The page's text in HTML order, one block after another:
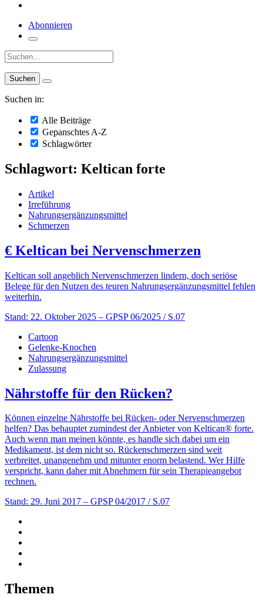
Abonnieren
Suche:
Suchen in:
Alle Beiträge
Gepanschtes A-Z
Schlagwörter
Schlagwort: Keltican forte
Artikel
Irreführung
Nahrungsergänzungsmittel
Schmerzen
€ Keltican bei Nervenschmerzen
Keltican soll angeblich Nervenschmerzen lindern, doch seriöse
Belege für den Nutzen des teuren Nahrungsergänzungsmittel fehlen
weiterhin.
Stand: 22. Oktober 2025 – GPSP 06/2025 / S.07
Cartoon
Gelenke-Knochen
Nahrungsergänzungsmittel
Zulassung
Nährstoffe für den Rücken?
Können einzelne Nährstoffe bei Rücken- oder Nervenschmerzen
helfen? Das behauptet zumindest der Anbieter von Keltican® forte.
Auch wenn man meinen könnte, es handle sich dabei um ein
Medikament, ist dem nicht so. Rückenschmerzen sind weit
verbreitet, unangenehm und mitunter enorm belastend. Wer Hilfe
verspricht, kann daher mit Abnehmern für sein Therapieangebot
rechnen.
Stand: 29. Juni 2017 – GPSP 04/2017 / S.07
Themen